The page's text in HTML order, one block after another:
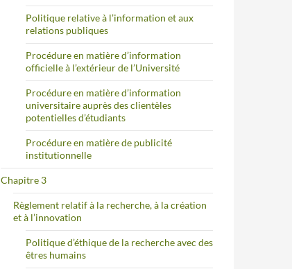
Politique relative à l’information et aux
relations publiques
Procédure en matière d’information
officielle à l’extérieur de l’Université
Procédure en matière d’information
universitaire auprès des clientèles
potentielles d’étudiants
Procédure en matière de publicité
institutionnelle
Chapitre 3
Règlement relatif à la recherche, à la création
et à l’innovation
Politique d’éthique de la recherche avec des
êtres humains